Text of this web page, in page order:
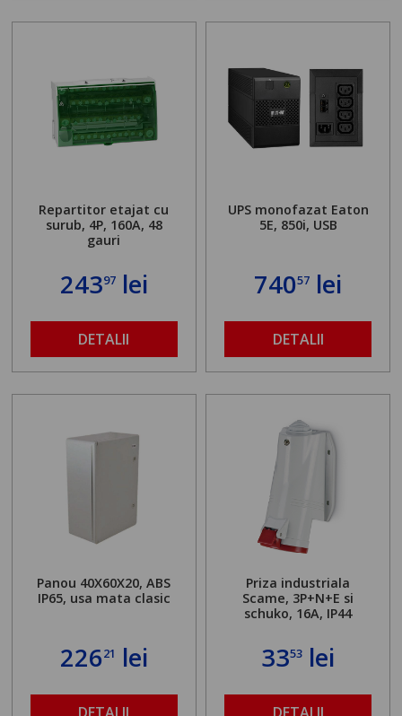
Repartitor etajat cu
surub, 4P, 160A, 48
gauri
24397lei
DETALII
UPS monofazat Eaton
5E, 850i, USB
74057 lei
DETALII
Panou 40X60X20, ABS
IP65, usa mata clasic
22621 lei
Priza industriala
Scame, 3P+N+E si
schuko, 16A, IP44
3353 lei